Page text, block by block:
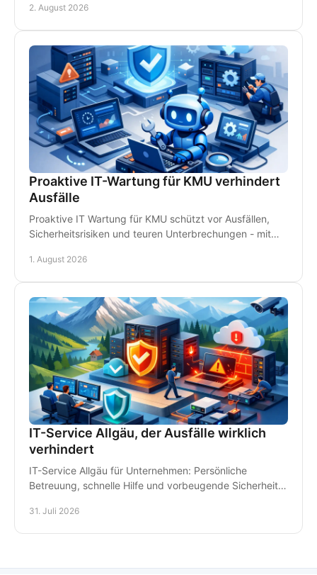
2. August 2026
Proaktive IT-Wartung für KMU verhindert
Ausfälle
Proaktive IT Wartung für KMU schützt vor Ausfällen,
Sicherheitsrisiken und teuren Unterbrechungen - mit
1. August 2026
IT-Service Allgäu, der Ausfälle wirklich
verhindert
IT-Service Allgäu für Unternehmen: Persönliche
Betreuung, schnelle Hilfe und vorbeugende Sicherheit
31. Juli 2026